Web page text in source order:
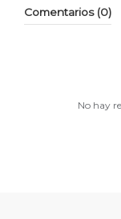
Comentarios (0)
No hay